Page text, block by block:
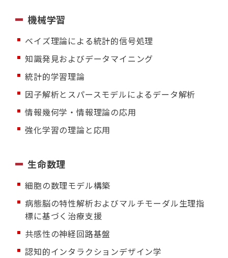
機械学習
ベイズ理論による統計的信号処理
知識発見およびデータマイニング
統計的学習理論
因子解析とスパースモデルによるデータ解析
情報幾何学・情報理論の応用
強化学習の理論と応用
生命数理
細胞の数理モデル構築
病態脳の特性解析およびマルチモーダル生理指
標に基づく治療支援
共感性の神経回路基盤
認知的インタラクションデザイン学